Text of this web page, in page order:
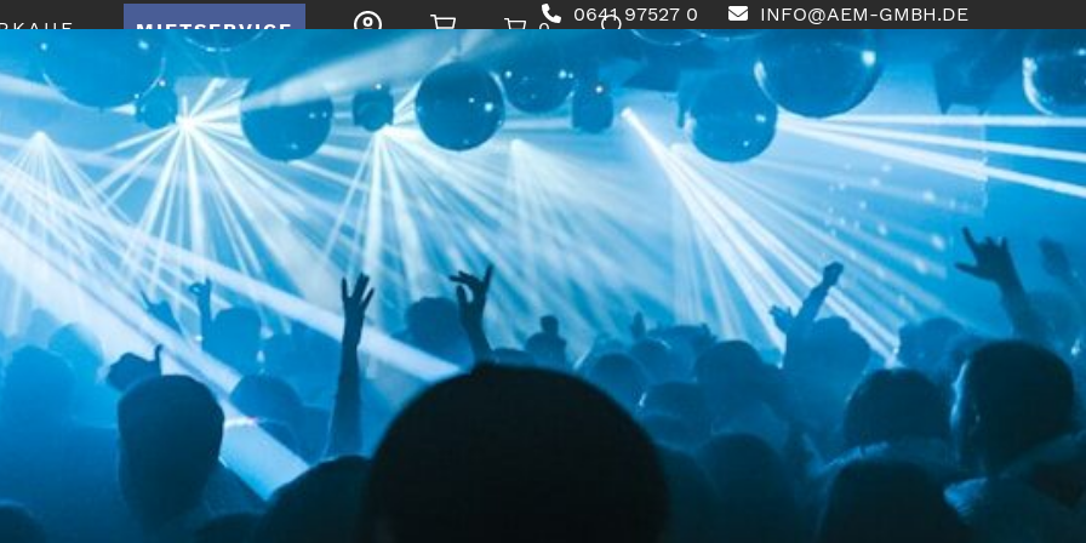
0641 97527 0 INFO@AEM-GMBH.DE
MIETSERVICE 0